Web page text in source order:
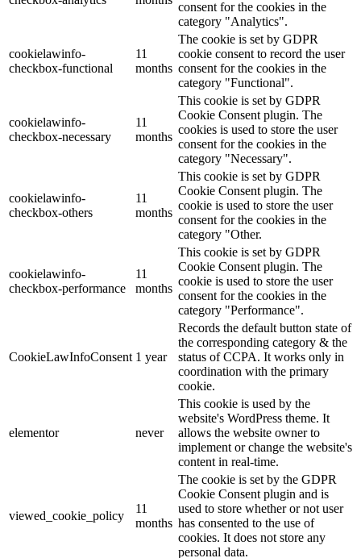
consent for the cookies in the
category "Analytics".
cookielawinfo-
checkbox-functional
11
months
The cookie is set by GDPR
cookie consent to record the user
consent for the cookies in the
category "Functional".
cookielawinfo-
checkbox-necessary
11
months
This cookie is set by GDPR
Cookie Consent plugin. The
cookies is used to store the user
consent for the cookies in the
category "Necessary".
cookielawinfo-
checkbox-others
11
months
This cookie is set by GDPR
Cookie Consent plugin. The
cookie is used to store the user
consent for the cookies in the
category "Other.
cookielawinfo-
checkbox-performance
11
months
This cookie is set by GDPR
Cookie Consent plugin. The
cookie is used to store the user
consent for the cookies in the
category "Performance".
CookieLawInfoConsent 1 year
Records the default button state of
the corresponding category & the
status of CCPA. It works only in
coordination with the primary
cookie.
elementor never
This cookie is used by the
website's WordPress theme. It
allows the website owner to
implement or change the website's
content in real-time.
viewed_cookie_policy
11
months
The cookie is set by the GDPR
Cookie Consent plugin and is
used to store whether or not user
has consented to the use of
cookies. It does not store any
personal data.